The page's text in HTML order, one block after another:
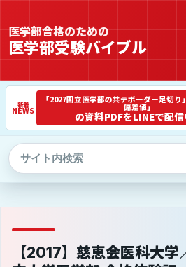
医学部合格のための
医学部受験バイブル
NEWS
「2027国立医学部の共テボーダー足切り
偏差値」
の資料PDFをLINEで配信
【2017】慈恵会医科大学